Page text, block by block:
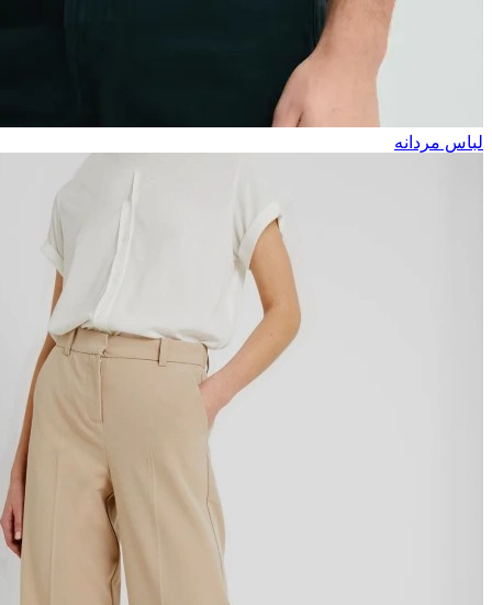
لباس مردانه